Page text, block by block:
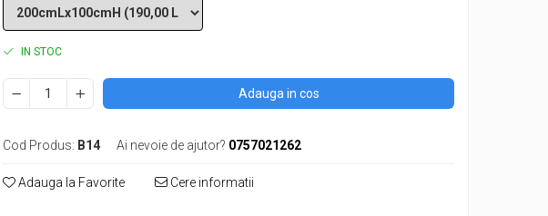
IN STOC
Adauga in cos
Cod Produs: B14 Ai nevoie de ajutor? 0757021262
Adauga la Favorite Cere informatii